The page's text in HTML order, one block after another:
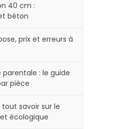
40 cm :
béton
prix et erreurs à
: le guide
pièce
savoir sur le
écologique